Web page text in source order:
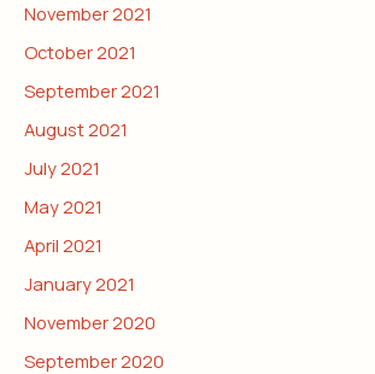
November 2021
October 2021
September 2021
August 2021
July 2021
May 2021
April 2021
January 2021
November 2020
September 2020